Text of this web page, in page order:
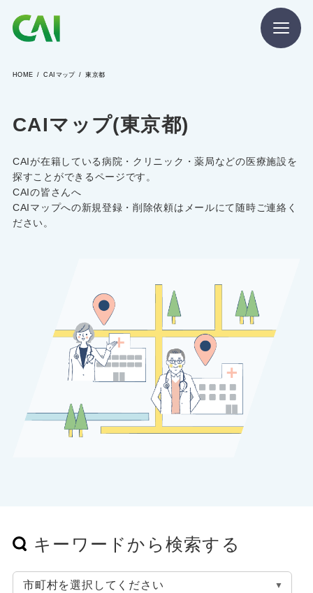
CAIとは
CAIを目指す方へ
CAIの方へ
HOME CAIマップ 東京都
CAIマップ(東京都)
CAIが在籍している病院・クリニック・薬局などの医療施設を
探すことができるページです。
CAIの皆さんへ
CAIマップへの新規登録・削除依頼はメールにて随時ご連絡く
ださい。
キーワードから検索する